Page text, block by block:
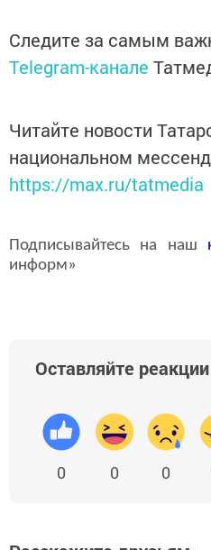
Следите за самым
Telegram-канале
Читайте новости
национальном
https://max.ru/tatmedia
Подписывайтесь на наш
информ»
Оставляйте реакции
0 0 0